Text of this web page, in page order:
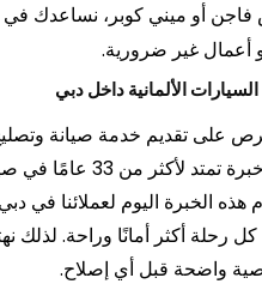
أو ميني كوبر، نساعدك في
أعمال غير ضرورية.
الألمانية داخل دبي
على تقديم خدمة صيانة وتصليح
والفاخرة. نعتمد
هذه الخبرة اليوم لعملائنا في
رحلة أكثر أمانًا وراحة. لذلك
واضحة قبل أي إصلاح.